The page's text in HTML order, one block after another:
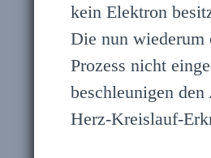
kein Elektron
Die nun wiederum
Prozess nicht
beschleunigen
Herz-Kreislauf-